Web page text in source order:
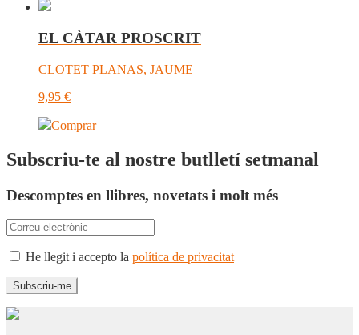
EL CÀTAR PROSCRIT
CLOTET PLANAS, JAUME
9,95 €
Comprar
Subscriu-te al nostre butlletí setmanal
Descomptes en llibres, novetats i molt més
He llegit i accepto la política de privacitat